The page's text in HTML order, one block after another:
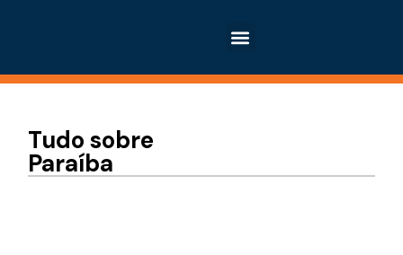
Tudo sobre
Paraíba